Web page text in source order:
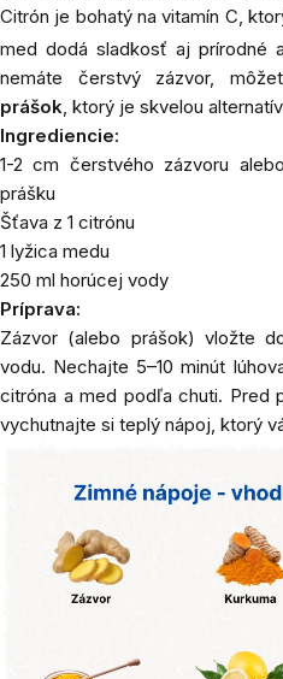
Citrón je bohatý na vitamín C,
med dodá sladkosť aj prírodné
nemáte čerstvý zázvor,
prášok, ktorý je skvelou
Ingrediencie:
1-2 cm čerstvého zázvoru
prášku
Šťava z 1 citrónu
1 lyžica medu
250 ml horúcej vody
Príprava:
Zázvor (alebo prášok) vložte
vodu. Nechajte 5–10 minút
citróna a med podľa chuti. Pred
vychutnajte si teplý nápoj, ktorý